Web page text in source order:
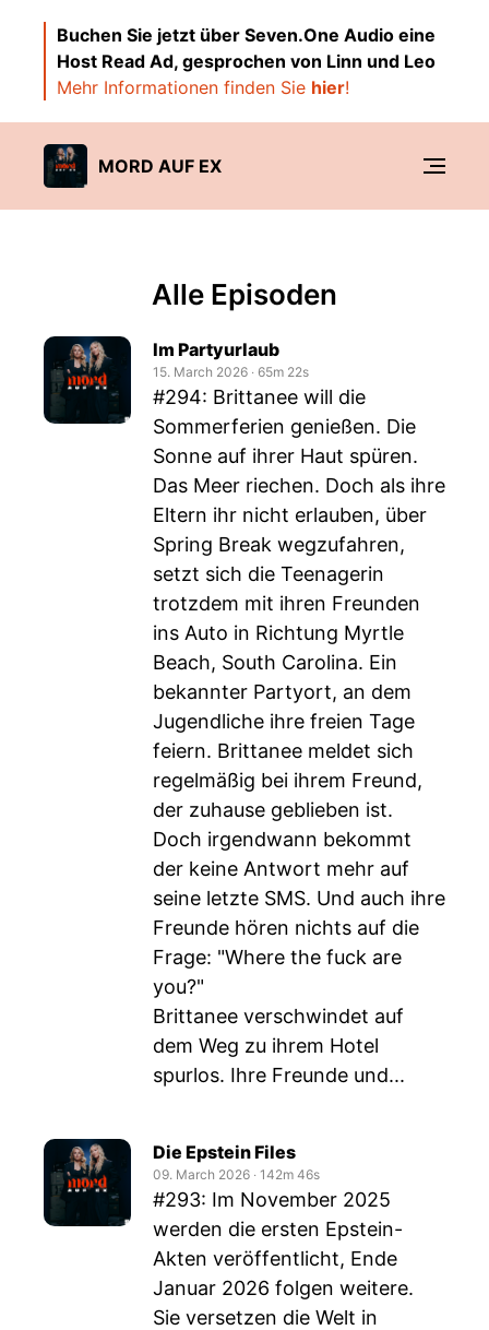
Buchen Sie jetzt über Seven.One Audio eine
Host Read Ad, gesprochen von Linn und Leo
Mehr Informationen finden Sie hier!
MORD AUF EX
Alle Episoden
Im Partyurlaub
15. March 2026 ‧ 65m 22s
#294: Brittanee will die
Sommerferien genießen. Die
Sonne auf ihrer Haut spüren.
Das Meer riechen. Doch als ihre
Eltern ihr nicht erlauben, über
Spring Break wegzufahren,
setzt sich die Teenagerin
trotzdem mit ihren Freunden
ins Auto in Richtung Myrtle
Beach, South Carolina. Ein
bekannter Partyort, an dem
Jugendliche ihre freien Tage
feiern. Brittanee meldet sich
regelmäßig bei ihrem Freund,
der zuhause geblieben ist.
Doch irgendwann bekommt
der keine Antwort mehr auf
seine letzte SMS. Und auch ihre
Freunde hören nichts auf die
Frage: "Where the fuck are
you?"
Brittanee verschwindet auf
dem Weg zu ihrem Hotel
spurlos. Ihre Freunde und...
Die Epstein Files
09. March 2026 ‧ 142m 46s
#293: Im November 2025
werden die ersten Epstein-
Akten veröffentlicht, Ende
Januar 2026 folgen weitere.
Sie versetzen die Welt in